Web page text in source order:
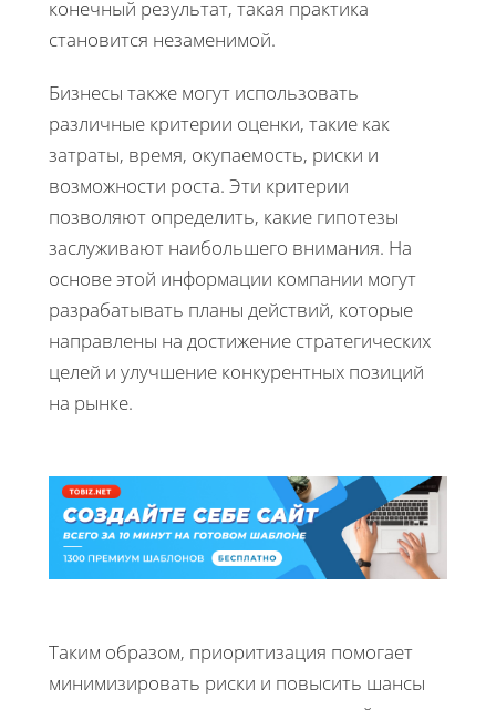
конечный результат, такая практика
становится незаменимой.
Бизнесы также могут использовать
различные критерии оценки, такие как
затраты, время, окупаемость, риски и
возможности роста. Эти критерии
позволяют определить, какие гипотезы
заслуживают наибольшего внимания. На
основе этой информации компании могут
разрабатывать планы действий, которые
направлены на достижение стратегических
целей и улучшение конкурентных позиций
на рынке.
Таким образом, приоритизация помогает
минимизировать риски и повысить шансы